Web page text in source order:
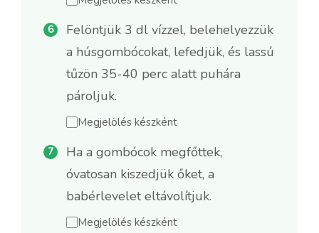
Felöntjük 3 dl vízzel, belehelyezzük
a húsgombócokat, lefedjük, és lassú
tűzön 35-40 perc alatt puhára
pároljuk.
Megjelölés készként
Ha a gombócok megfőttek,
óvatosan kiszedjük őket, a
babérlevelet eltávolítjuk.
Megjelölés készként